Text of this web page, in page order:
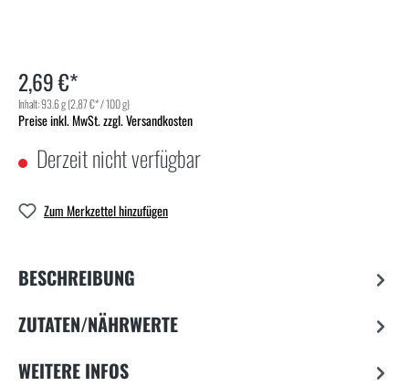
2,69 €*
Inhalt:93.6 g(2,87 €* / 100 g)
Preise inkl. MwSt. zzgl. Versandkosten
Derzeit nicht verfügbar
Zum Merkzettel hinzufügen
BESCHREIBUNG
ZUTATEN/NÄHRWERTE
WEITERE INFOS